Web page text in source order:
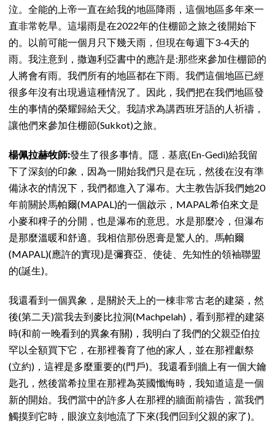
泣。全能的上帝一直在給我的地區降雨，這個地區多年來一
直非常乾旱。這場雨是在2022年的住棚節之旅之後開始下
的。以前可能一個月只下幾天雨，但現在每週下3-4天的
雨。我注意到，撒迦利亞書中的應許是:那些來參加住棚節的
人將會有雨。我們所有的地區都在下雨。我們這個地區已經
很多年沒有出現過這種情況了。因此，我們把在我們地區發
生的事情的榮耀歸給天父。我請求為講西班牙語的人祈禱，
讓他們來參加住棚節(Sukkot)之旅。
楊佩拉赫牧師:發生了很多事情。隱．基底(En-Gedi)給我留
下了深刻的印象，因為一開始我們只是在玩，然後在沒有準
備泳衣的情況下，我們都進入了瀑布。大主教告訴我們她20
年前關於馬帕爾(MAPAL)的一個啟示，MAPAL希伯來文是
小麥和稗子的分開，也是瀑布的意思。水是那麼冷，但瀑布
是那麼溫暖和舒適。我相信那份恩膏是驚人的。馬帕爾
(MAPAL)(應許的實現)是彌賽亞、使徒、先知性的領袖聯盟
的(誕生)。
我還看到一個異象，是關於天上的一棟非常古老的建築，然
後(第二天)當我去到麥比拉洞(Machpelah)，看到那裡的建築
時(和前一晚看到的異象有關)，我明白了我們的父親亞伯拉
罕以全額買下它，在那裡養育了他的家人，並在那裡獻祭
(立約)，這裡是多麼重要的(門戶)。我還看到牆上有一個大鑰
匙孔，然後當希拉里在那裡為英國懺悔時，我知道這是一個
新的開始。我們當中的許多人在那裡的牆面前禱告，當我們
觸摸到它時，眼淚立刻地流了下來(我們回到父親的家了)。